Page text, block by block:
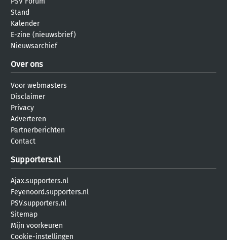
Stand
Kalender
E-zine (nieuwsbrief)
Nieuwsarchief
Over ons
Voor webmasters
Disclaimer
Privacy
Adverteren
Partnerberichten
Contact
Supporters.nl
Ajax.supporters.nl
Feyenoord.supporters.nl
PSV.supporters.nl
Sitemap
Mijn voorkeuren
Cookie-instellingen